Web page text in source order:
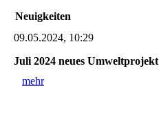
Neuigkeiten
09.05.2024, 10:29
Juli 2024 neues Umweltprojekt
mehr